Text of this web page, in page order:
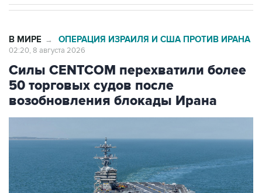
В МИРЕ → ОПЕРАЦИЯ ИЗРАИЛЯ И США ПРОТИВ ИРАНА
02:20, 8 августа 2026
Силы CENTCOM перехватили более
50 торговых судов после
возобновления блокады Ирана